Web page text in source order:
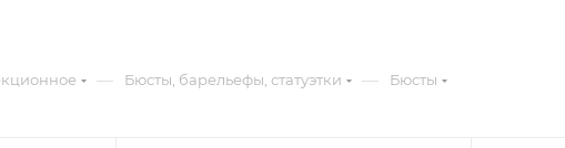
— Бюсты, барельефы, статуэтки — Бюсты